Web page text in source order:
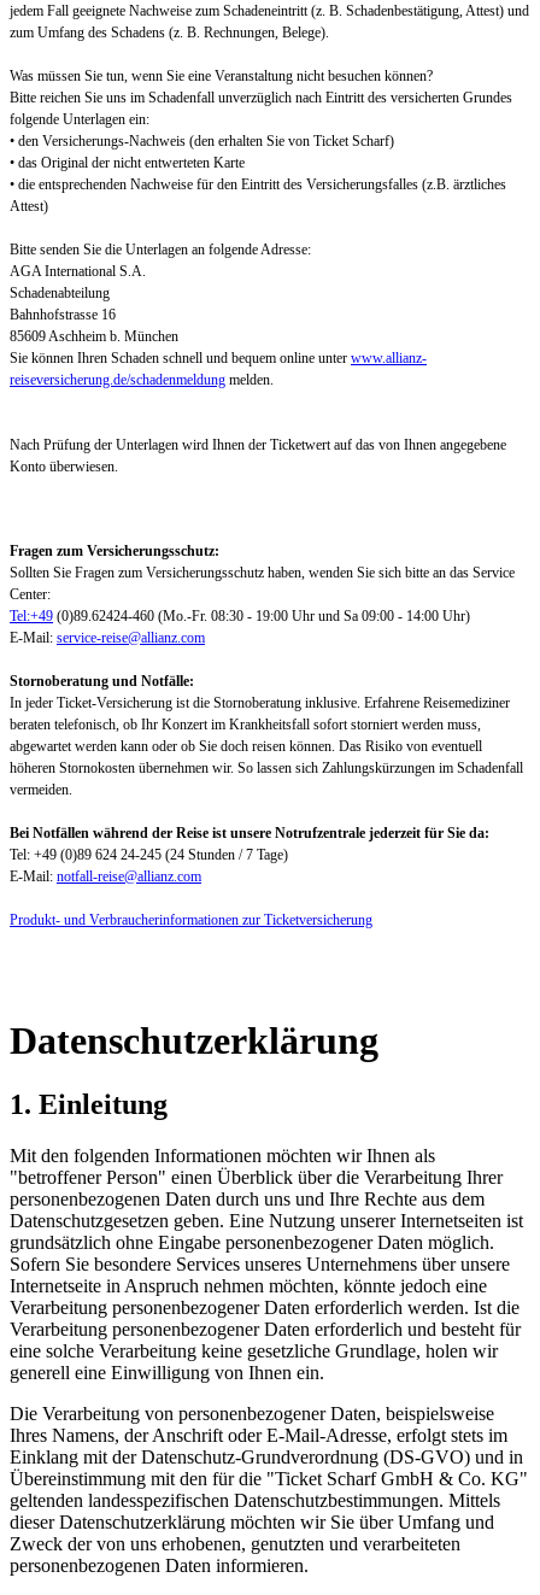
jedem Fall geeignete Nachweise zum Schadeneintritt (z. B. Schadenbestätigung, Attest) und
zum Umfang des Schadens (z. B. Rechnungen, Belege).
Was müssen Sie tun, wenn Sie eine Veranstaltung nicht besuchen können?
Bitte reichen Sie uns im Schadenfall unverzüglich nach Eintritt des versicherten Grundes
folgende Unterlagen ein:
• den Versicherungs-Nachweis (den erhalten Sie von Ticket Scharf)
• das Original der nicht entwerteten Karte
• die entsprechenden Nachweise für den Eintritt des Versicherungsfalles (z.B. ärztliches
Attest)
Bitte senden Sie die Unterlagen an folgende Adresse:
AGA International S.A.
Schadenabteilung
Bahnhofstrasse 16
85609 Aschheim b. München
Sie können Ihren Schaden schnell und bequem online unter www.allianz-
reiseversicherung.de/schadenmeldung melden.
Nach Prüfung der Unterlagen wird Ihnen der Ticketwert auf das von Ihnen angegebene
Konto überwiesen.
Fragen zum Versicherungsschutz:
Sollten Sie Fragen zum Versicherungsschutz haben, wenden Sie sich bitte an das Service
Center:
Tel:+49 (0)89.62424-460 (Mo.-Fr. 08:30 - 19:00 Uhr und Sa 09:00 - 14:00 Uhr)
E-Mail: service-reise@allianz.com
Stornoberatung und Notfälle:
In jeder Ticket-Versicherung ist die Stornoberatung inklusive. Erfahrene Reisemediziner
beraten telefonisch, ob Ihr Konzert im Krankheitsfall sofort storniert werden muss,
abgewartet werden kann oder ob Sie doch reisen können. Das Risiko von eventuell
höheren Stornokosten übernehmen wir. So lassen sich Zahlungskürzungen im Schadenfall
vermeiden.
Bei Notfällen während der Reise ist unsere Notrufzentrale jederzeit für Sie da:
Tel: +49 (0)89 624 24-245 (24 Stunden / 7 Tage)
E-Mail: notfall-reise@allianz.com
Produkt- und Verbraucherinformationen zur Ticketversicherung
Datenschutzerklärung
1. Einleitung
Mit den folgenden Informationen möchten wir Ihnen als
"betroffener Person" einen Überblick über die Verarbeitung Ihrer
personenbezogenen Daten durch uns und Ihre Rechte aus dem
Datenschutzgesetzen geben. Eine Nutzung unserer Internetseiten ist
grundsätzlich ohne Eingabe personenbezogener Daten möglich.
Sofern Sie besondere Services unseres Unternehmens über unsere
Internetseite in Anspruch nehmen möchten, könnte jedoch eine
Verarbeitung personenbezogener Daten erforderlich werden. Ist die
Verarbeitung personenbezogener Daten erforderlich und besteht für
eine solche Verarbeitung keine gesetzliche Grundlage, holen wir
generell eine Einwilligung von Ihnen ein.
Die Verarbeitung von personenbezogener Daten, beispielsweise
Ihres Namens, der Anschrift oder E-Mail-Adresse, erfolgt stets im
Einklang mit der Datenschutz-Grundverordnung (DS-GVO) und in
Übereinstimmung mit den für die "Ticket Scharf GmbH & Co. KG"
geltenden landesspezifischen Datenschutzbestimmungen. Mittels
dieser Datenschutzerklärung möchten wir Sie über Umfang und
Zweck der von uns erhobenen, genutzten und verarbeiteten
personenbezogenen Daten informieren.